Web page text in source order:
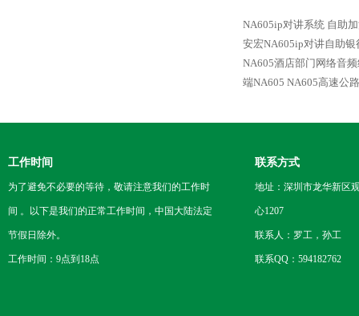
NA605ip对讲系统 自助
安宏NA605ip对讲自助
NA605酒店部门网络音
端NA605 NA605高速公
工作时间
为了避免不必要的等待，敬请注意我们的工作时
间 。以下是我们的正常工作时间，中国大陆法定
节假日除外。
工作时间：9点到18点
联系方式
地址：深圳市龙华新区
心1207
联系人：罗工，孙工
联系QQ：594182762